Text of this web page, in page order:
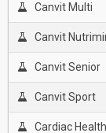
Canvit Multi
Canvit
Canvit Senior
Canvit Sport
Cardiac Health